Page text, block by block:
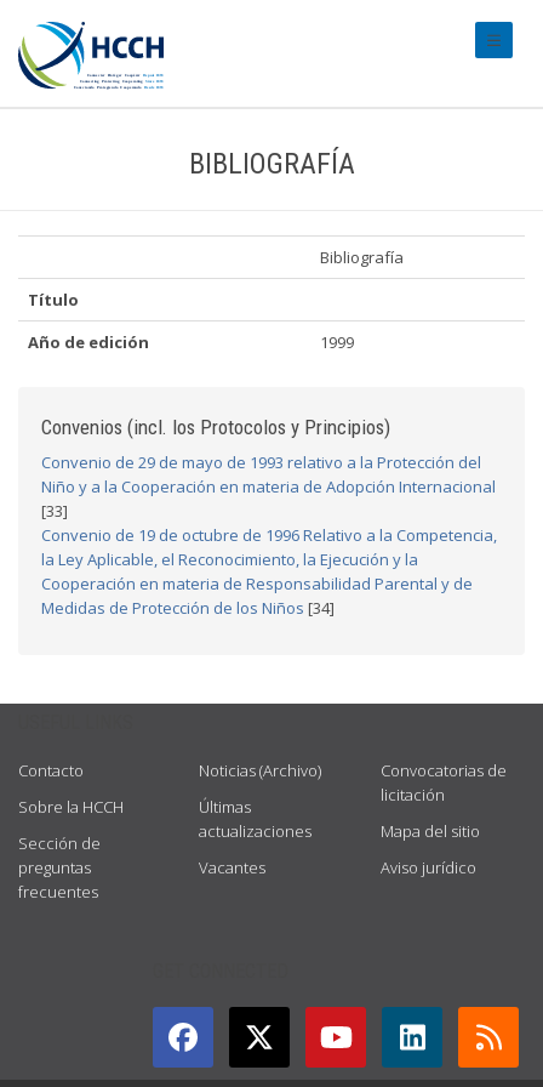
BIBLIOGRAFÍA
Bibliografía
Título
Año de edición
1999
Convenios (incl. los Protocolos y Principios)
Convenio de 29 de mayo de 1993 relativo a la Protección del
Niño y a la Cooperación en materia de Adopción Internacional
[33]
Convenio de 19 de octubre de 1996 Relativo a la Competencia,
la Ley Aplicable, el Reconocimiento, la Ejecución y la
Cooperación en materia de Responsabilidad Parental y de
Medidas de Protección de los Niños [34]
Contacto
Sobre la HCCH
Sección de
preguntas
frecuentes
Noticias (Archivo)
Últimas
actualizaciones
Vacantes
Convocatorias de
licitación
Mapa del sitio
Aviso jurídico